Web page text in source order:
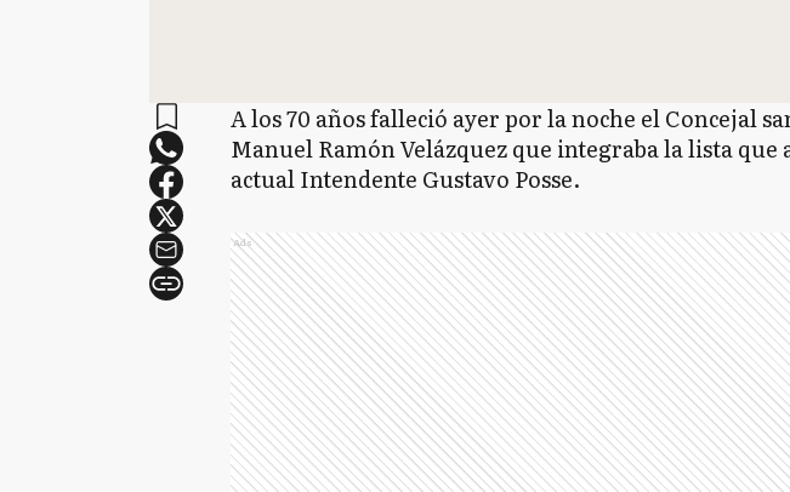
A los 70 años falleció ayer por la noche el Concejal
Manuel Ramón Velázquez que integraba la lista que
actual Intendente Gustavo Posse.
Ads